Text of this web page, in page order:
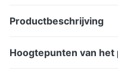
Productbeschrijving
Hoogtepunten van het